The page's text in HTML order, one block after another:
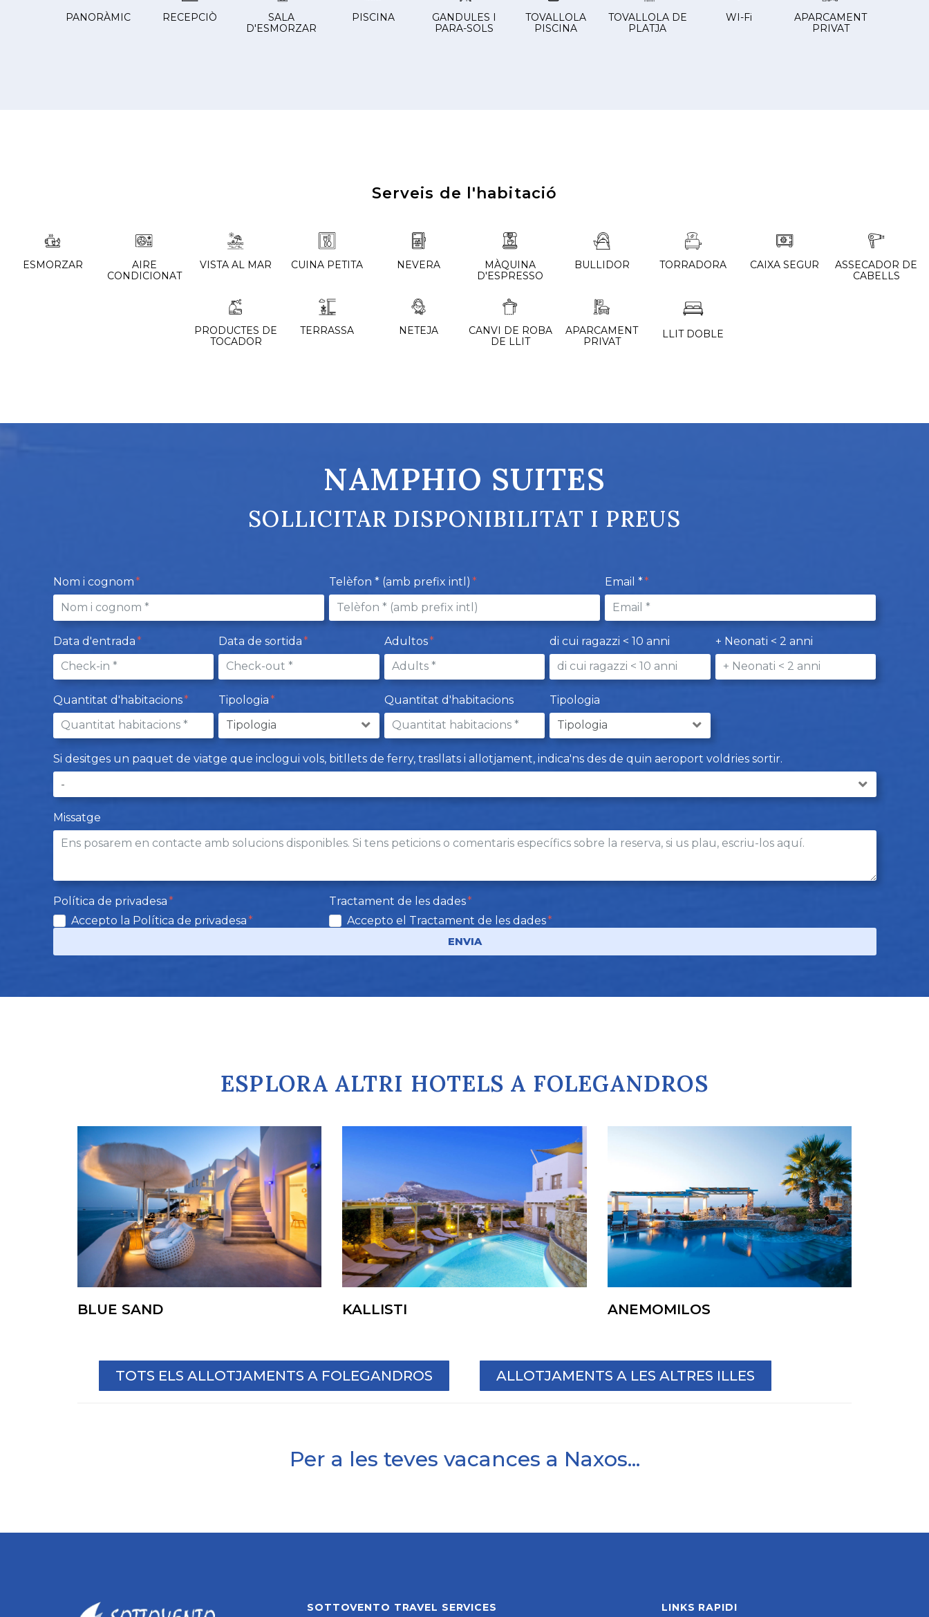
PANORÀMIC RECEPCIÒ
SALA
D'ESMORZAR
PISCINA
GANDULES I
PARA-SOLS
TOVALLOLA
PISCINA
TOVALLOLA DE
PLATJA
WI-Fi
APARCAMENT
PRIVAT
Serveis de l'habitació
ESMORZAR
AIRE
CONDICIONAT
VISTA AL MAR CUINA PETITA NEVERA
MÀQUINA
D'ESPRESSO
BULLIDOR TORRADORA CAIXA SEGUR
ASSECADOR DE
CABELLS
PRODUCTES DE
TOCADOR
TERRASSA NETEJA
CANVI DE ROBA
DE LLIT
APARCAMENT
PRIVAT
LLIT DOBLE
NAMPHIO SUITES
SOLLICITAR DISPONIBILITAT I PREUS
Nom i cognom Telèfon * (amb prefix intl) Email *
Data d'entrada Data de sortida Adultos di cui ragazzi < 10 anni + Neonati < 2 anni
Quantitat d'habitacions Tipologia Quantitat d'habitacions Tipologia
Si desitges un paquet de viatge que inclogui vols, bitllets de ferry, trasllats i allotjament, indica'ns des de quin aeroport voldries sortir.
Missatge
Política de privadesa
Accepto la Política de privadesa
Tractament de les dades
Accepto el Tractament de les dades
ENVIA
ESPLORA ALTRI HOTELS A FOLEGANDROS
BLUE SAND KALLISTI ANEMOMILOS
TOTS ELS ALLOTJAMENTS A FOLEGANDROS ALLOTJAMENTS A LES ALTRES ILLES
Per a les teves vacances a Naxos...
SOTTOVENTO TRAVEL SERVICES LINKS RAPIDI